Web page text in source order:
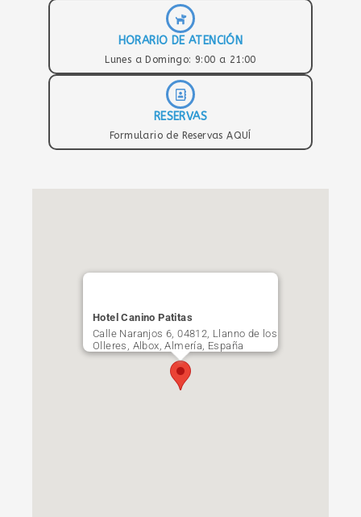
HORARIO DE ATENCIÓN
Lunes a Domingo: 9:00 a 21:00
RESERVAS
Formulario de Reservas AQUÍ
Hotel Canino Patitas
Calle Naranjos 6, 04812, Llanno de los
Olleres, Albox, Almería, España